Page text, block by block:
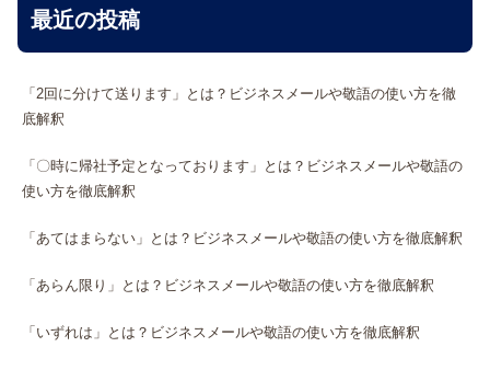
最近の投稿
「2回に分けて送ります」とは？ビジネスメールや敬語の使い方を徹
底解釈
「〇時に帰社予定となっております」とは？ビジネスメールや敬語の
使い方を徹底解釈
「あてはまらない」とは？ビジネスメールや敬語の使い方を徹底解釈
「あらん限り」とは？ビジネスメールや敬語の使い方を徹底解釈
「いずれは」とは？ビジネスメールや敬語の使い方を徹底解釈